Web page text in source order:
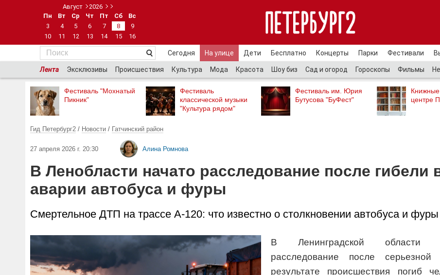
Август
2026
Пн
Вт Ср Чт Пт Сб
Вс
3
4 5 6 7 8
9
10
11 12 13 14 15 16
Сегодня На улице Дети Бесплатно Концерты Парки Фестивали
Лента Эксклюзивы Происшествия Культура Мода Красота Шоу биз Сад и огород Гороскопы Фильмы
Фестиваль "Мохнатый
Пикник"
Фестиваль
классической музыки
"Культура рядом"
Фестиваль им. Юрия
Бутусова "БуФест"
центре
Гид Петербург2 / Новости / Гатчинский район
27 апреля 2026 г. 20:30 Алина Ромнова
В Ленобласти начато расследование после гибели
аварии автобуса и фуры
Смертельное ДТП на трассе А-120: что известно о столкновении автобуса и фуры
В Ленинградской области
расследование после
результате происшествия погиб